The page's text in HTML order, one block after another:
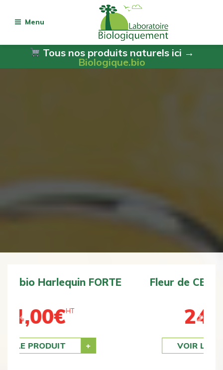
Tous nos produits naturels ici →
Biologique.bio
Menu
Fleur de CBD bio BZ1 DOUCE
24,00
VOIR LE PRODUIT
Previous Next